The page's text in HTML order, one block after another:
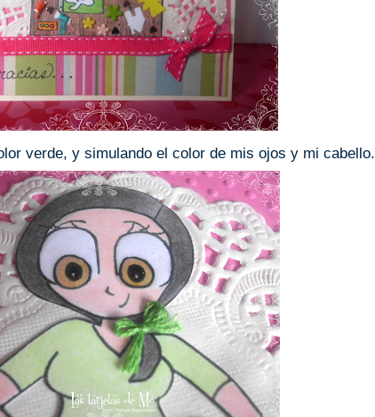
verde, y simulando el color de mis ojos y mi cabello.